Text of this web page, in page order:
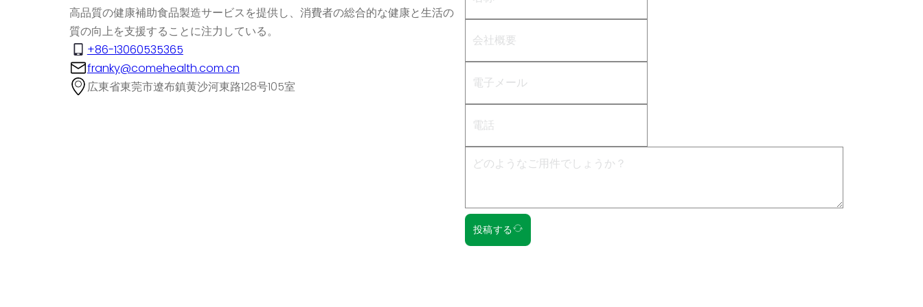
高品質の健康補助食品製造サービスを提供し、消費者の総合的な健康と生活の
質の向上を支援することに注力している。
+86-13060535365
franky@comehealth.com.cn
広東省東莞市遼布鎮黄沙河東路128号105室
投稿する